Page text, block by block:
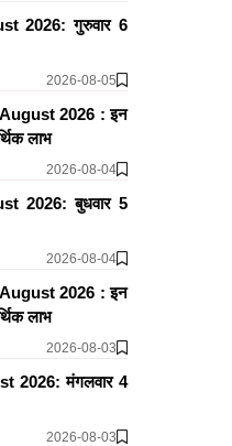
2026: गुरुवार 6
2026-08-05
2026 : इन
लाभ
2026-08-04
2026: बुधवार 5
2026-08-04
2026 : इन
लाभ
2026-08-03
2026: मंगलवार 4
2026-08-03